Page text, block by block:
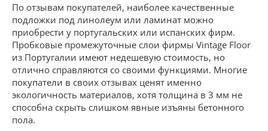
По отзывам покупателей, наиболее качественные
подложки под линолеум или ламинат можно
приобрести у португальских или испанских фирм.
Пробковые промежуточные слои фирмы Vintage Floor
из Португалии имеют недешевую стоимость, но
отлично справляются со своими функциями. Многие
покупатели в своих отзывах ценят именно
экологичность материалов, хотя толщина в 3 мм не
способна скрыть слишком явные изъяны бетонного
пола.